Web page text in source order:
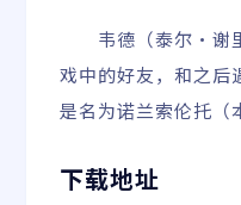
韦德（泰尔·谢里
戏中的好友，和之后
是名为诺兰索伦托
下载地址